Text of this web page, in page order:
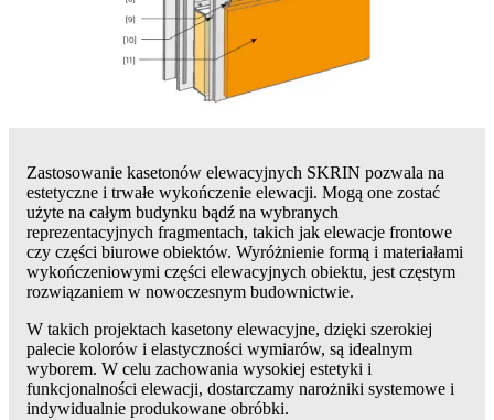
Zastosowanie kasetonów elewacyjnych SKRIN pozwala na
estetyczne i trwałe wykończenie elewacji. Mogą one zostać
użyte na całym budynku bądź na wybranych
reprezentacyjnych fragmentach, takich jak elewacje frontowe
czy części biurowe obiektów. Wyróżnienie formą i materiałami
wykończeniowymi części elewacyjnych obiektu, jest częstym
rozwiązaniem w nowoczesnym budownictwie.
W takich projektach kasetony elewacyjne, dzięki szerokiej
palecie kolorów i elastyczności wymiarów, są idealnym
wyborem. W celu zachowania wysokiej estetyki i
funkcjonalności elewacji, dostarczamy narożniki systemowe i
indywidualnie produkowane obróbki.